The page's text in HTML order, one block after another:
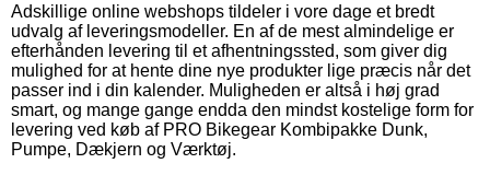
Adskillige online webshops tildeler i vore dage et bredt
udvalg af leveringsmodeller. En af de mest almindelige er
efterhånden levering til et afhentningssted, som giver dig
mulighed for at hente dine nye produkter lige præcis når det
passer ind i din kalender. Muligheden er altså i høj grad
smart, og mange gange endda den mindst kostelige form for
levering ved køb af PRO Bikegear Kombipakke Dunk,
Pumpe, Dækjern og Værktøj.